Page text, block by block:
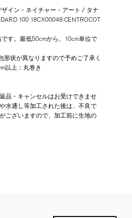
イン・ネイチャー・アート / タナ
100 18CX00048 CENTROCOT
す。最低50cmから、10cm単位で
状が異なりますので予めご了承く
以上：丸巻き
品・キャンセルはお受けできませ
水通し等加工された後は、不良で
ございますので、加工前に生地の